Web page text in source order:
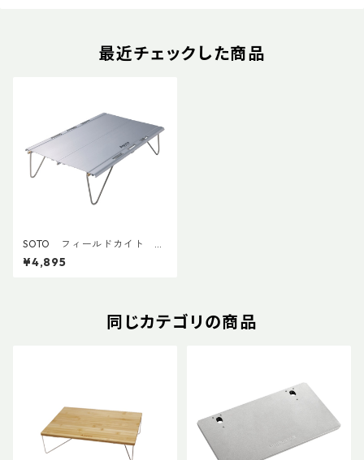
最近チェックした商品
SOTO フィールドカイト ST
-632
¥4,895
同じカテゴリの商品